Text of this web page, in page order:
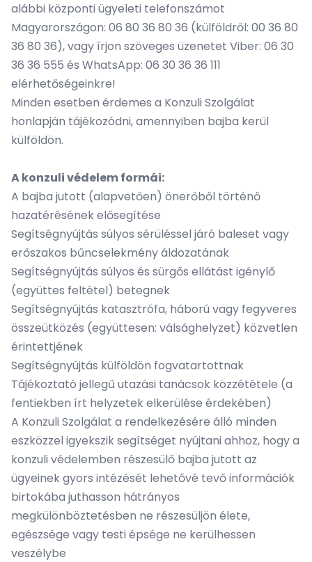
alábbi központi ügyeleti telefonszámot
Magyarországon: 06 80 36 80 36 (külföldről: 00 36 80
36 80 36), vagy írjon szöveges üzenetet Viber: 06 30
36 36 555 és WhatsApp: 06 30 36 36 111
elérhetőségeinkre!
Minden esetben érdemes a Konzuli Szolgálat
honlapján tájékozódni, amennyiben bajba kerül
külföldön.
A konzuli védelem formái:
A bajba jutott (alapvetően) önerőből történő
hazatérésének elősegítése
Segítségnyújtás súlyos sérüléssel járó baleset vagy
erőszakos bűncselekmény áldozatának
Segítségnyújtás súlyos és sürgős ellátást igénylő
(együttes feltétel) betegnek
Segítségnyújtás katasztrófa, háború vagy fegyveres
összeütközés (együttesen: válsághelyzet) közvetlen
érintettjének
Segítségnyújtás külföldön fogvatartottnak
Tájékoztató jellegű utazási tanácsok közzététele (a
fentiekben írt helyzetek elkerülése érdekében)
A Konzuli Szolgálat a rendelkezésére álló minden
eszközzel igyekszik segítséget nyújtani ahhoz, hogy a
konzuli védelemben részesülő bajba jutott az
ügyeinek gyors intézését lehetővé tevő információk
birtokába juthasson hátrányos
megkülönböztetésben ne részesüljön élete,
egészsége vagy testi épsége ne kerülhessen
veszélybe